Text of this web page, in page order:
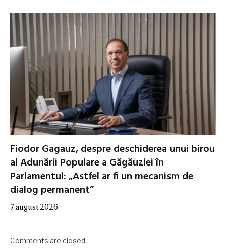
Fiodor Gagauz, despre deschiderea unui birou
al Adunării Populare a Găgăuziei în
Parlamentul: „Astfel ar fi un mecanism de
dialog permanent”
7 august 2026
Comments are closed.